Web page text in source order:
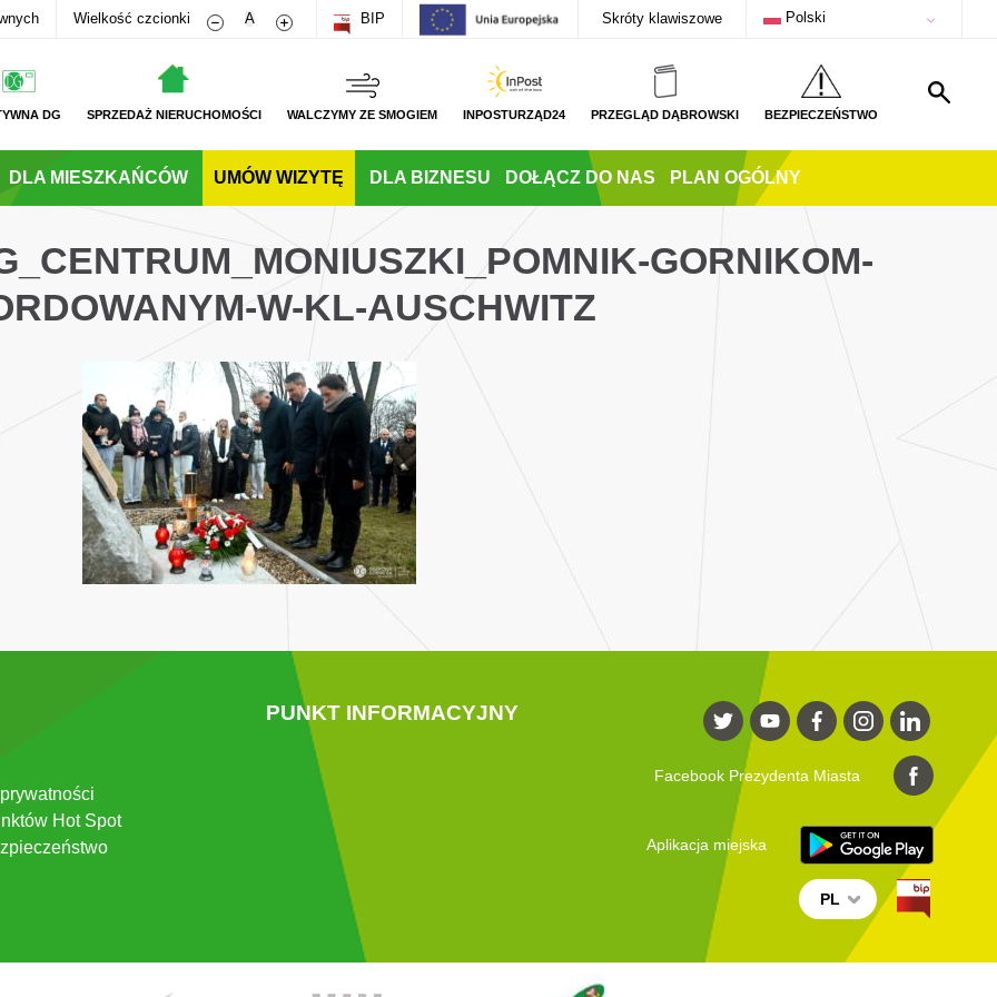
Wielkość czcionki Zmniejsz rozmiar czcionki
A Zwiększ rozmiar czcionki
BIP Skróty klawiszowe Polski
DG SPRZEDAŻ NIERUCHOMOŚCI WALCZYMY ZE SMOGIEM INPOSTURZĄD24 PRZEGLĄD DĄBROWSKI BEZPIECZEŃSTWO
DLA MIESZKAŃCÓW UMÓW WIZYTĘ DLA BIZNESU DOŁĄCZ DO NAS PLAN OGÓLNY
GORNIKOM-
W-KL-AUSCHWITZ
Hot Spot
PUNKT INFORMACYJNY
Facebook Prezydenta Miasta
Aplikacja miejska
PL